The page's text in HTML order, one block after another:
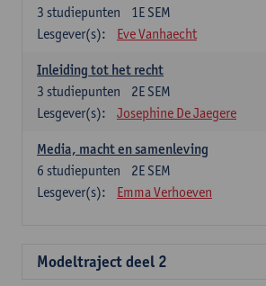
1E SEM
3 studiepunten
Lesgever(s):
Eve Vanhaecht
Inleiding tot het recht
2E SEM
3 studiepunten
Lesgever(s):
Josephine De Jaegere
Media, macht en samenleving
2E SEM
6 studiepunten
Lesgever(s):
Emma Verhoeven
Modeltraject deel 2